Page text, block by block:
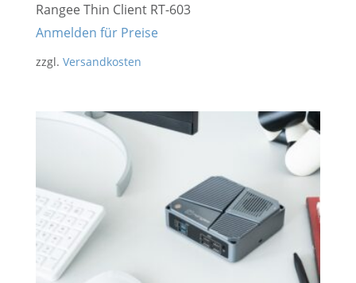
Rangee Thin Client RT-603
Anmelden für Preise
zzgl. Versandkosten